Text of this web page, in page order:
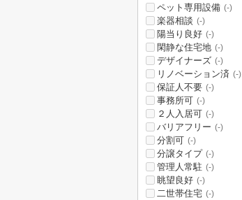
ペット専用設備 (-)
楽器相談 (-)
陽当り良好 (-)
閑静な住宅地 (-)
デザイナーズ (-)
リノベーション済 (-)
保証人不要 (-)
事務所可 (-)
２人入居可 (-)
バリアフリー (-)
分割可 (-)
分譲タイプ (-)
管理人常駐 (-)
眺望良好 (-)
二世帯住宅 (-)